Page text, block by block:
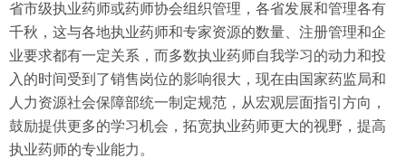
省市级执业药师或药师协会组织管理，各省发展和管理各有
千秋，这与各地执业药师和专家资源的数量、注册管理和企
业要求都有一定关系，而多数执业药师自我学习的动力和投
入的时间受到了销售岗位的影响很大，现在由国家药监局和
人力资源社会保障部统一制定规范，从宏观层面指引方向，
鼓励提供更多的学习机会，拓宽执业药师更大的视野，提高
执业药师的专业能力。